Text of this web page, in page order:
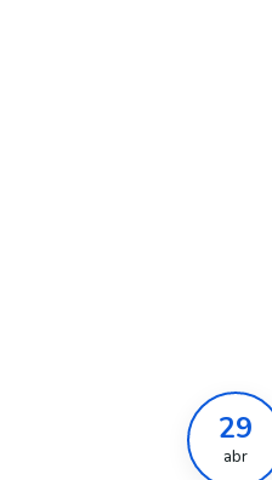
29
abr